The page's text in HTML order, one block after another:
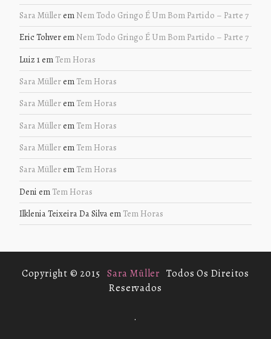
Sara Müllerem Nem Todo Gringo É Um Bom Partido – Parte 7
Eric Tohverem Nem Todo Gringo É Um Bom Partido – Parte 7
Luiz 1em Tem Horas
Sara Müllerem Tem Horas
Sara Müllerem Tem Horas
Sara Müllerem Tem Horas
Sara Müllerem Tem Horas
Sara Müllerem Tem Horas
Deni em Tem Horas
Ilklenia Teixeira Da Silvaem Tem Horas
Copyright © 2015 Sara Müller Todos Os Direitos
Reservados
.